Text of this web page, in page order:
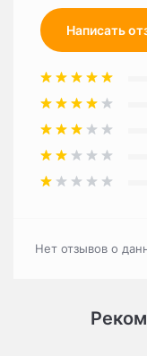
Написать
Нет отзывов о